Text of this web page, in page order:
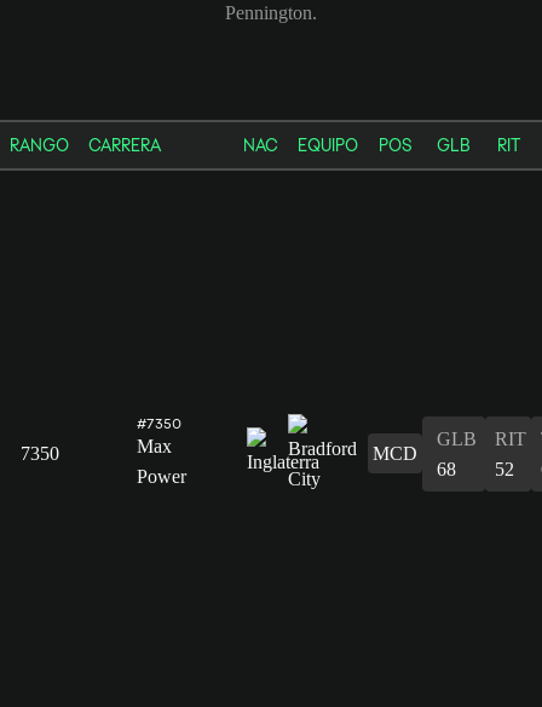
Pennington.
RANGO CARRERA NAC EQUIPO POS GLB RIT
7350
#7350
Max
Power
MCD
GLB
68
RIT
52